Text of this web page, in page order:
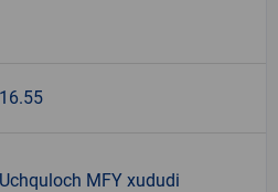
16.55
Uchquloch MFY xududi